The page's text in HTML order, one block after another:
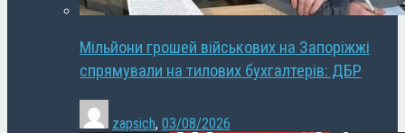
Мільйони грошей військових на Запоріжжі
спрямували на тилових бухгалтерів: ДБР
zapsich, 03/08/2026